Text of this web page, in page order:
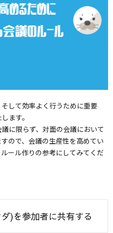
して効率よく行うために重要
ます。
に限らず、対面の会議において
ので、会議の生産性を高めてい
ール作りの参考にしてみてくだ
)を参加者に共有する